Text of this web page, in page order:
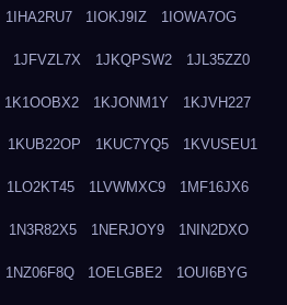
1IHA2RU7 1IOKJ9IZ 1IOWA7OG
1JFVZL7X 1JKQPSW2 1JL35ZZ0
1K1OOBX2 1KJONM1Y 1KJVH227
1KUB22OP 1KUC7YQ5 1KVUSEU1
1LO2KT45 1LVWMXC9 1MF16JX6
1N3R82X5 1NERJOY9 1NIN2DXO
1NZ06F8Q 1OELGBE2 1OUI6BYG